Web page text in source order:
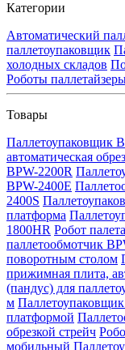
Категории
Автоматический
паллетоупаковщик
холодных складов
Роботы
Товары
Паллетоупаковщик
автоматическая
BPW-2200R
BPW-2400E
2400S
платформа
1800HR Робот
паллетообмотчик
поворотным столом
прижимная плита,
(пандус) для
м
платформой
обрезкой стрейч
мобильный